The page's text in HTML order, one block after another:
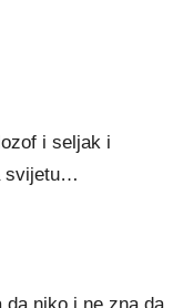
i seljak i
svijetu…